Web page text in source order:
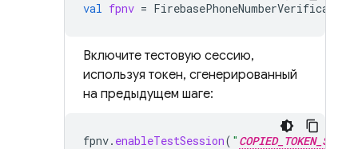
val fpnv = FirebasePhoneNumberVerification
Включите тестовую сессию,
используя токен, сгенерированный
на предыдущем шаге:
fpnv. enableTestSession( "